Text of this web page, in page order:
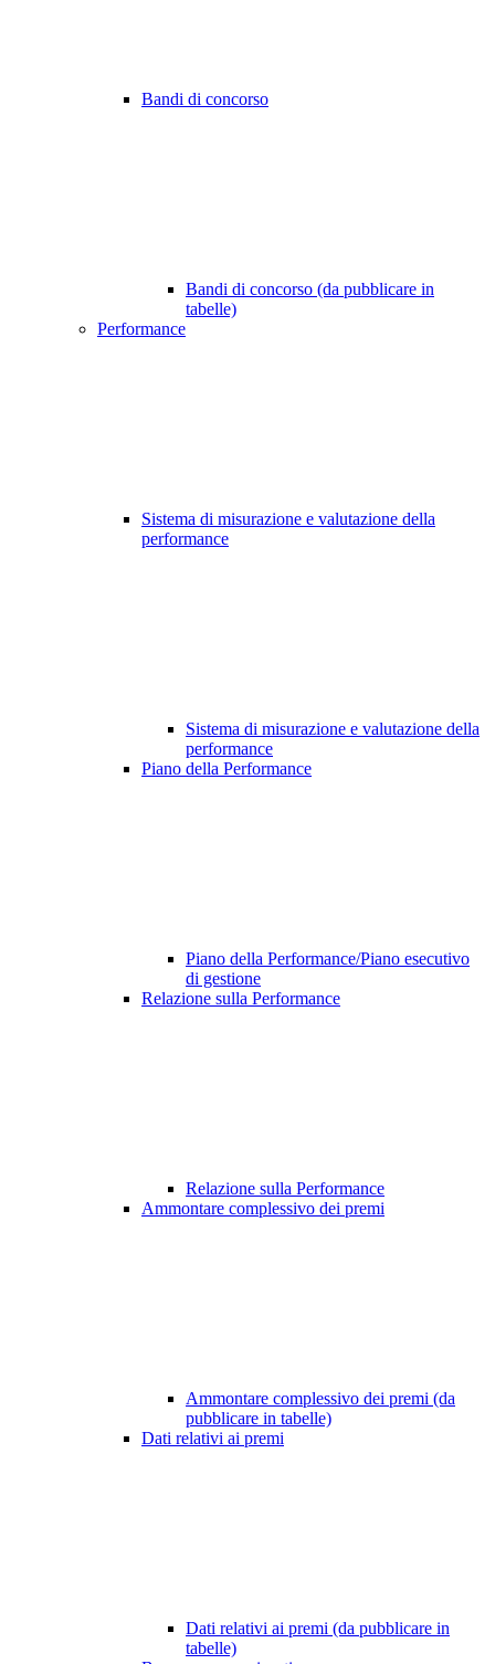
Bandi di concorso
Bandi di concorso (da pubblicare in
tabelle)
Performance
Sistema di misurazione e valutazione della
performance
Sistema di misurazione e valutazione della
performance
Piano della Performance
Piano della Performance/Piano esecutivo
di gestione
Relazione sulla Performance
Relazione sulla Performance
Ammontare complessivo dei premi
Ammontare complessivo dei premi (da
pubblicare in tabelle)
Dati relativi ai premi
Dati relativi ai premi (da pubblicare in
tabelle)